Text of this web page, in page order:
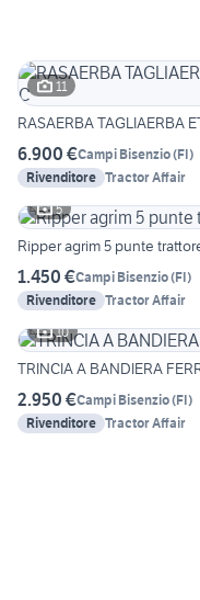
11
RASAERBA TAGLIAERBA
6.900 €Campi Bisenzio(FI)
Rivenditore Tractor Affair
5
Ripper agrim 5 punte
1.450 €Campi Bisenzio(FI)
Rivenditore Tractor Affair
10
TRINCIA A BANDIERA
2.950 €Campi Bisenzio(FI)
Rivenditore Tractor Affair